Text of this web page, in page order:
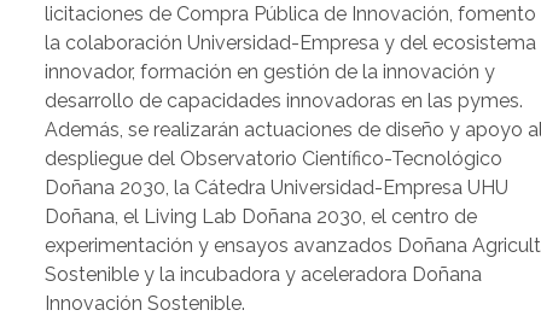
licitaciones de Compra Pública de Innovación, fomento
la colaboración Universidad-Empresa y del ecosistema
innovador, formación en gestión de la innovación y
desarrollo de capacidades innovadoras en las pymes.
Además, se realizarán actuaciones de diseño y apoyo
despliegue del Observatorio Científico-Tecnológico
Doñana 2030, la Cátedra Universidad-Empresa UHU
Doñana, el Living Lab Doñana 2030, el centro de
experimentación y ensayos avanzados Doñana
Sostenible y la incubadora y aceleradora Doñana
Innovación Sostenible.